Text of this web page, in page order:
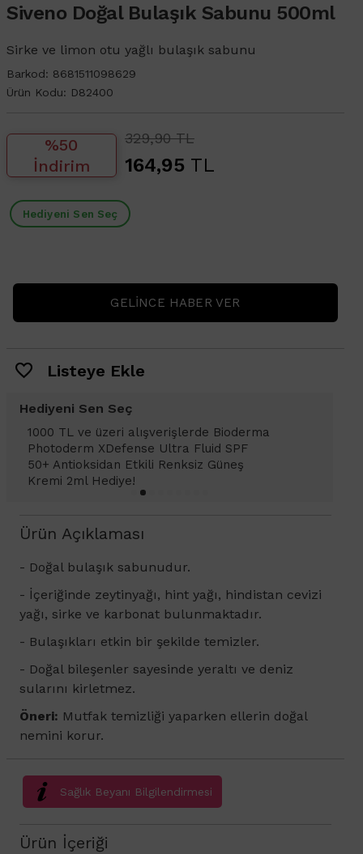
Siveno Doğal Bulaşık Sabunu 500ml
Sirke ve limon otu yağlı bulaşık sabunu
Barkod: 8681511098629
Ürün Kodu: D82400
%50
İndirim
329,90 TL
164,95 TL
Hediyeni Sen Seç
GELINCE HABER VER
Listeye Ekle
Hediyeni Sen Seç
1000 TL ve üzeri alışverişlerde Bioderma
Photoderm XDefense Ultra Fluid SPF
50+ Antioksidan Etkili Renksiz Güneş
Kremi 2ml Hediye!
Ürün Açıklaması
- Doğal bulaşık sabunudur.
- İçeriğinde zeytinyağı, hint yağı, hindistan cevizi
yağı, sirke ve karbonat bulunmaktadır.
- Bulaşıkları etkin bir şekilde temizler.
- Doğal bileşenler sayesinde yeraltı ve deniz
sularını kirletmez.
Öneri: Mutfak temizliği yaparken ellerin doğal
nemini korur.
Sağlık Beyanı Bilgilendirmesi
Ürün İçeriği